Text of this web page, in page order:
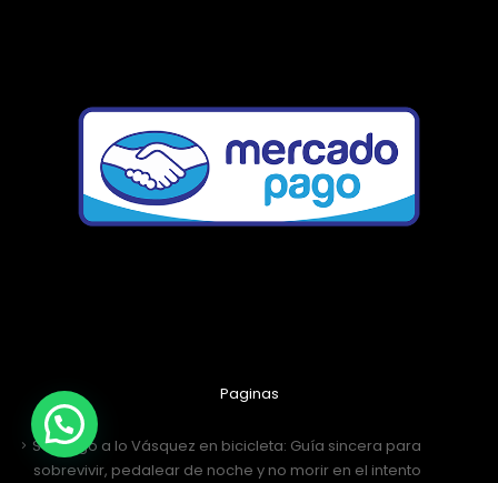
Paginas
Santiago a lo Vásquez en bicicleta: Guía sincera para
sobrevivir, pedalear de noche y no morir en el intento